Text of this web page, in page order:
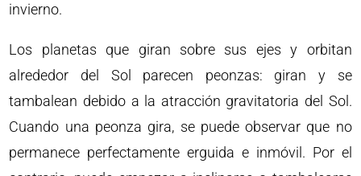
invierno.
Los planetas que giran sobre sus ejes y orbitan
alrededor del Sol parecen peonzas: giran y se
tambalean debido a la atracción gravitatoria del Sol.
Cuando una peonza gira, se puede observar que no
permanece perfectamente erguida e inmóvil. Por el